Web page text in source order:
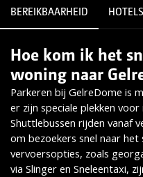
Lees meer
BEREIKBAARHEID
Hoe kom ik het
woning naar
Parkeren bij GelreDome is
er zijn speciale plekken
Shuttlebussen rijden vanaf
om bezoekers snel naar
vervoersopties, zoals
via Slinger en Sneleentaxi,